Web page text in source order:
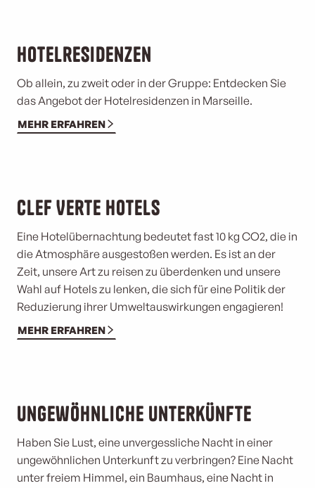
Hotelresidenzen
Ob allein, zu zweit oder in der Gruppe: Entdecken Sie
das Angebot der Hotelresidenzen in Marseille.
MEHR ERFAHREN
Clef Verte Hotels
Eine Hotelübernachtung bedeutet fast 10 kg CO2, die in
die Atmosphäre ausgestoßen werden. Es ist an der
Zeit, unsere Art zu reisen zu überdenken und unsere
Wahl auf Hotels zu lenken, die sich für eine Politik der
Reduzierung ihrer Umweltauswirkungen engagieren!
MEHR ERFAHREN
Ungewöhnliche Unterkünfte
Haben Sie Lust, eine unvergessliche Nacht in einer
ungewöhnlichen Unterkunft zu verbringen? Eine Nacht
unter freiem Himmel, ein Baumhaus, eine Nacht in